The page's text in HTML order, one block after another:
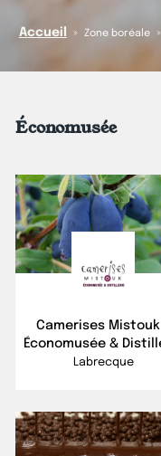
Accueil » Zone boréale »
Économusée
Camerises Mistouk
Économusée &
Labrecque